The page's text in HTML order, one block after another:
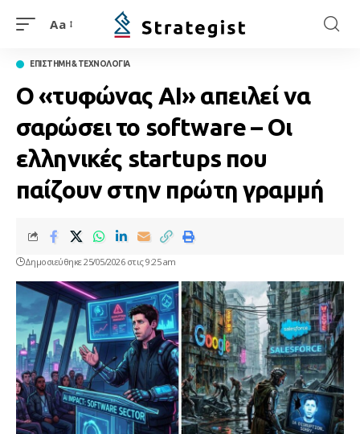
Aa
ΕΠΙΣΤΗΜΗ & ΤΕΧΝΟΛΟΓΙΑ
Ο «τυφώνας AI» απειλεί να
σαρώσει το software – Οι
ελληνικές startups που
παίζουν στην πρώτη γραμμή
Δημοσιεύθηκε 25/05/2026 στις 9:25 am